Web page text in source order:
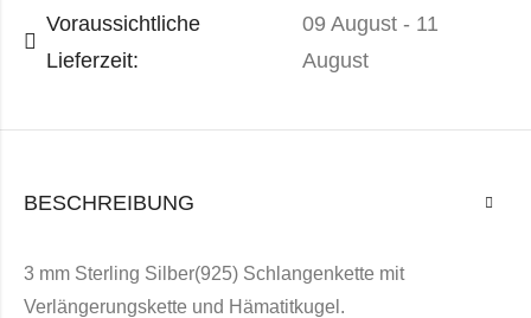
Voraussichtliche
Lieferzeit:
09 August - 11
August
BESCHREIBUNG
3 mm Sterling Silber(925) Schlangenkette mit
Verlängerungskette und Hämatitkugel.